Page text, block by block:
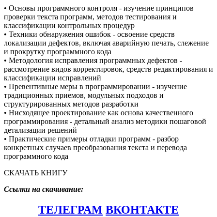
• Основы программного контроля - изучение принципов
проверки текста программ, методов тестирования и
классификации контрольных процедур
• Техники обнаружения ошибок - освоение средств
локализации дефектов, включая аварийную печать, слежение
и прокрутку программного кода
• Методология исправления программных дефектов -
рассмотрение видов корректировок, средств редактирования и
классификации исправлений
• Превентивные меры в программировании - изучение
традиционных приемов, модульных подходов и
структурированных методов разработки
• Нисходящее проектирование как основа качественного
программирования - детальный анализ методики пошаговой
детализации решений
• Практические примеры отладки программ - разбор
конкретных случаев преобразования текста и перевода
программного кода
СКАЧАТЬ КНИГУ
Ссылки на скачивание:
ТЕЛЕГРАМ ВКОНТАКТЕ